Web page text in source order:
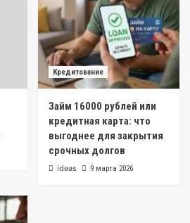
Кредитование
Займ 16000 рублей или
кредитная карта: что
выгоднее для закрытия
срочных долгов
ideas 9 марта 2026